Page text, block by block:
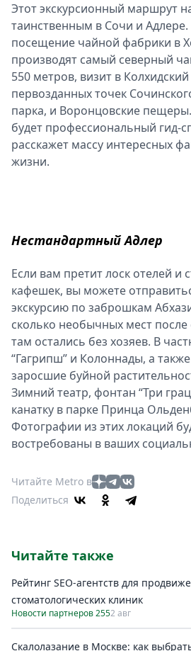
Этот экскурсионный маршрут
таинственным в Сочи и
посещение чайной фабрики в
производят самый северный
550 метров, визит в
первозданных точек
парка, и Воронцовские
будет профессиональный гид-
расскажет массу интересных
жизни.
Нестандартный Адлер
Если вам претит лоск отелей и
кафешек, вы можете
экскурсию по заброшкам
сколько необычных мест после
там остались без хозяев. В
“Гагрипш” и Колоннады, а
заросшие буйной
Зимний театр, фонтан “Три
канатку в парке Принца
Фотографии из этих локаций
востребованы в ваших
Читайте Metro в
Поделиться
Читайте также
Рейтинг SEO-агентств для
стоматологических клиник
Новости партнеров 2552 авг
Скалолазание в Москве: как